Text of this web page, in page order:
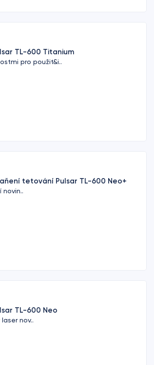
TL-600 Titanium
pro použit&i..
tetování Pulsar TL-600 Neo+
TL-600 Neo
nov..